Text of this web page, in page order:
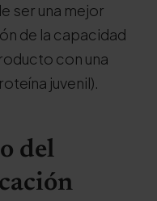
ser una mejor
de la capacidad
con una
juvenil).
del